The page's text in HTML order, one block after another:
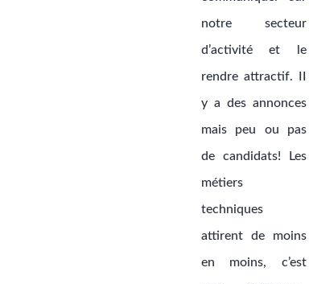
notre secteur
d’activité et le
rendre attractif. II
y a des annonces
mais peu ou pas
de candidats! Les
métiers
techniques
attirent de moins
en moins, c’est